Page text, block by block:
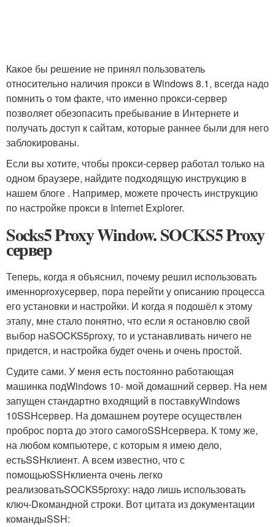
Какое бы решение не принял пользователь
относительно наличия прокси в Windows 8.1, всегда надо
помнить о том факте, что именно прокси-сервер
позволяет обезопасить пребывание в Интернете и
получать доступ к сайтам, которые раннее были для него
заблокированы.
Если вы хотите, чтобы прокси-сервер работал только на
одном браузере, найдите подходящую инструкцию в
нашем блоге . Например, можете прочесть инструкцию
по настройке прокси в Internet Explorer.
Socks5 Proxy Window. SOCKS5 Proxy
сервер
Теперь, когда я объяснил, почему решил использовать
именноproxyсервер, пора перейти у описанию процесса
его установки и настройки. И когда я подошёл к этому
этапу, мне стало понятно, что если я остановлю свой
выбор наSOCKS5proxy, то и устанавливать ничего не
придется, и настройка будет очень и очень простой.
Судите сами. У меня есть постоянно работающая
машинка подWindows 10- мой домашний сервер. На нем
запущен стандартно входящий в поставкуWindows
10SSHсервер. На домашнем роутере осуществлен
проброс порта до этого самогоSSHсервера. К тому же,
на любом компьютере, с которым я имею дело,
естьSSHклиент. А всем известно, что с
помощьюSSHклиента очень легко
реализоватьSOCKS5proxy: надо лишь использовать
ключ-Dкомандной строки. Вот цитата из документации
командыSSH: